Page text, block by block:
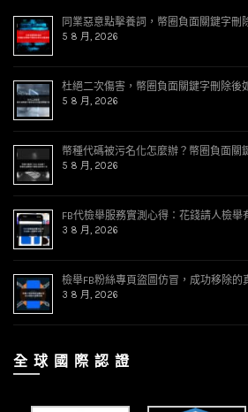
同業惡意點擊養詞，幣圈負面關鍵字刪
5 8 月, 2026
杜絕二次傷害，幣圈負面關鍵字刪除後
5 8 月, 2026
幣種代碼被污名化怎麼辦？幣圈負面關
5 8 月, 2026
FB代檢舉服務實測心得：花錢請人檢舉
3 8 月, 2026
檢舉FB粉絲專頁盜圖仿冒，成功移除的
3 8 月, 2026
全 球 國 際 認 證